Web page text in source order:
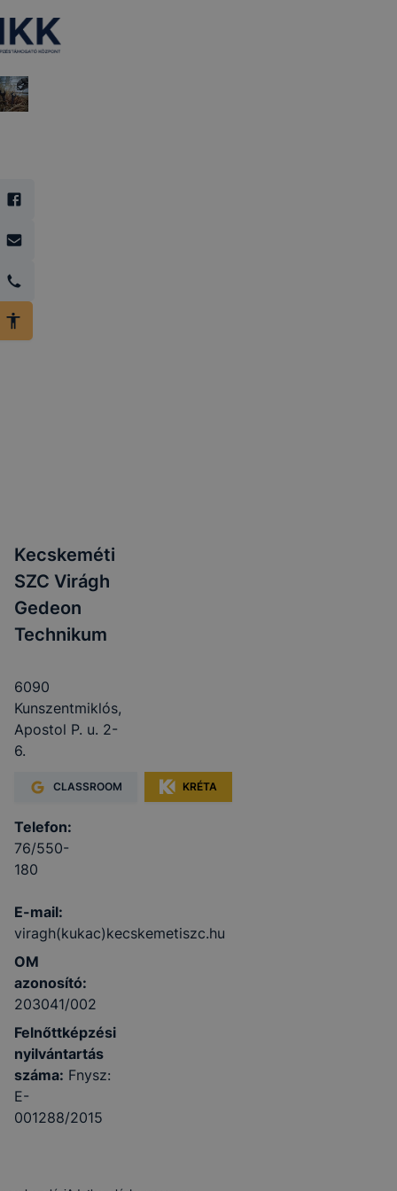
Kecskeméti
SZC Virágh
Gedeon
Technikum
6090
Kunszentmiklós,
Apostol P. u. 2-
6.
CLASSROOM KRÉTA
Telefon:
76/550-
180
E-mail:
viragh(kukac)kecskemetiszc.hu
OM
azonosító:
203041/002
Felnőttképzési
nyilvántartás
száma: Fnysz:
E-
001288/2015